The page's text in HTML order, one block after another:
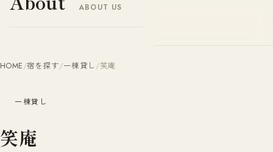
ABOUT US
HOME/宿を探す/一棟貸し /笑庵
一棟貸し
笑庵